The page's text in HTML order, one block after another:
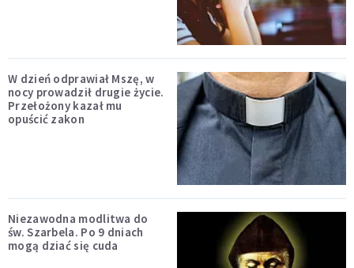
W dzień odprawiał Mszę, w
nocy prowadził drugie życie.
Przełożony kazał mu
opuścić zakon
Niezawodna modlitwa do
św. Szarbela. Po 9 dniach
mogą dziać się cuda